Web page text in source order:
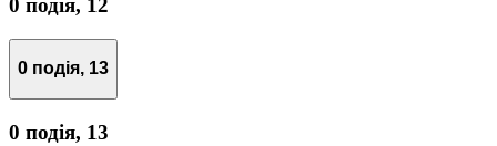
0 подія, 12
0 подія, 13
0 подія, 13